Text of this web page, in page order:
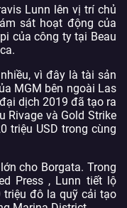
Lunn lên vị trí chủ
sát hoạt động của
của công ty tại Beau
vì đây là tài sản
MGM bên ngoài Las
dịch 2019 đã tạo ra
Rivage và Gold Strike
triệu USD trong cùng
cho Borgata. Trong
Press , Lunn tiết lộ
đô la quỹ cải tạo